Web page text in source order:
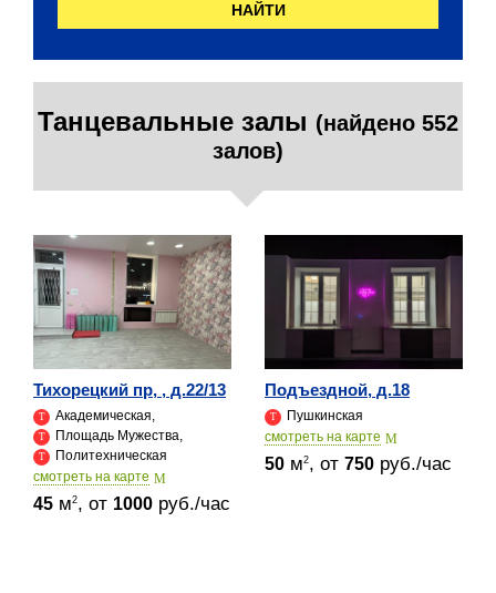
НАЙТИ
Танцевальные залы (найдено 552
залов)
Тихорецкий пр, , д.22/13
Академическая,
Площадь Мужества,
Политехническая
cмотреть на карте
45 м2, от 1000 руб./час
Подъездной, д.18
Пушкинская
cмотреть на карте
50 м2, от 750 руб./час